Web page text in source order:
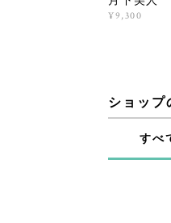
¥9,300
ショップ
すべ